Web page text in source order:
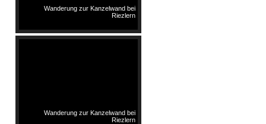
Wanderung zur Kanzelwand bei
Riezlern
Wanderung zur Kanzelwand bei
Riezlern